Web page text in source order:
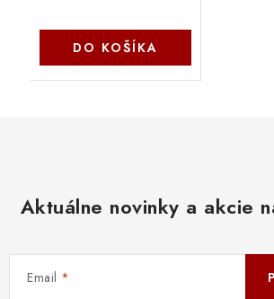
DO KOŠÍKA
Aktuálne novinky a akcie
Email